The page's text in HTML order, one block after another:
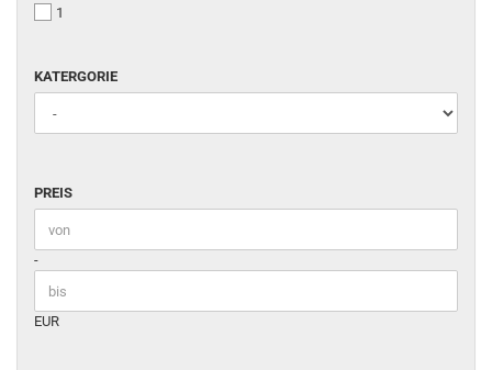
1
KATERGORIE
KATERGORIE
PREIS
PREIS
Preis bis
-
EUR